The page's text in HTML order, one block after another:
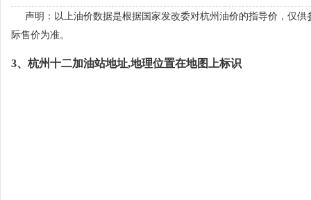
声明：以上油价数据是根据国家发改委对杭州油价的指导价，仅
际售价为准。
3、杭州十二加油站地址,地理位置在地图上标识